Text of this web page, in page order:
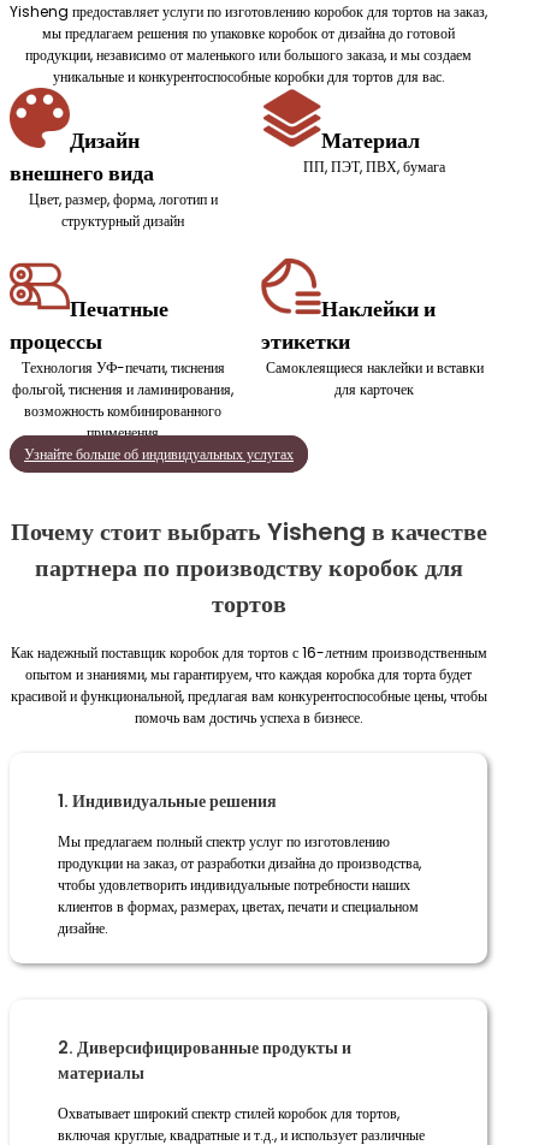
Yisheng предоставляет услуги по изготовлению коробок для тортов на заказ,
мы предлагаем решения по упаковке коробок от дизайна до готовой
продукции, независимо от маленького или большого заказа, и мы создаем
уникальные и конкурентоспособные коробки для тортов для вас.
Дизайн
внешнего вида
Цвет, размер, форма, логотип и
структурный дизайн
Материал
ПП, ПЭТ, ПВХ, бумага
Печатные
процессы
Технология УФ-печати, тиснения
фольгой, тиснения и ламинирования,
возможность комбинированного
применения
Наклейки и
этикетки
Самоклеящиеся наклейки и вставки
для карточек
Узнайте больше об индивидуальных услугах
Почему стоит выбрать Yisheng в качестве
партнера по производству коробок для
тортов
Как надежный поставщик коробок для тортов с 16-летним производственным
опытом и знаниями, мы гарантируем, что каждая коробка для торта будет
красивой и функциональной, предлагая вам конкурентоспособные цены, чтобы
помочь вам достичь успеха в бизнесе.
1. Индивидуальные решения
Мы предлагаем полный спектр услуг по изготовлению
продукции на заказ, от разработки дизайна до производства,
чтобы удовлетворить индивидуальные потребности наших
клиентов в формах, размерах, цветах, печати и специальном
дизайне.
2. Диверсифицированные продукты и
материалы
Охватывает широкий спектр стилей коробок для тортов,
включая круглые, квадратные и т.д., и использует различные